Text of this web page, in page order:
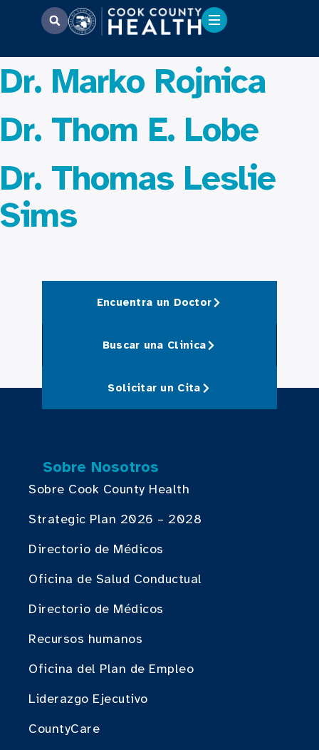
Dr. Marko Rojnica
Dr. Thom E. Lobe
Dr. Thomas Leslie
Sims
Encuentra un Doctor
Buscar una Clinica
Solicitar un Cita
Sobre Nosotros
Sobre Cook County Health
Strategic Plan 2026 – 2028
Directorio de Médicos
Oficina de Salud Conductual
Directorio de Médicos
Recursos humanos
Oficina del Plan de Empleo
Liderazgo Ejecutivo
CountyCare